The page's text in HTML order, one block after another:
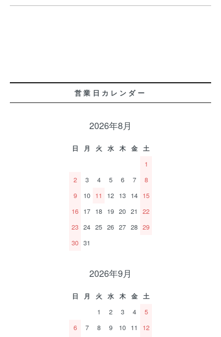
営業日カレンダー
2026年8月
日 月 火 水 木 金
土
1
2
3 4 5 6 7
8
9
10 11 12 13 14 15
16 17 18 19 20 21
22
23 24 25 26 27 28 29
30 31
2026年9月
日 月 火 水 木 金
土
1
2 3 4
5
6
7 8 9 10 11
12